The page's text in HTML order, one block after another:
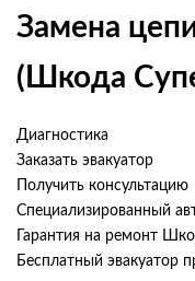
Замена
(Шкода
Диагностика
Заказать эвакуатор
Получить консультацию
Специализированный
Гарантия на ремонт
Бесплатный эвакуатор